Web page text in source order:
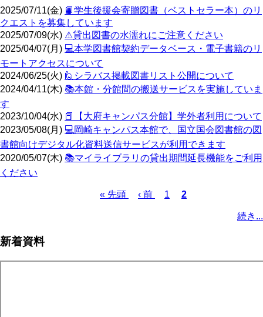
2025/07/11(金) 📙学生後援会寄贈図書（ベストセラー本）のリ
クエストを募集しています
2025/07/09(水) ⚠貸出図書の水濡れにご注意ください
2025/04/07(月) 💻️本学図書館契約データベース・電子書籍のリ
モートアクセスについて
2024/06/25(火) 🙋シラバス掲載図書リスト公開について
2024/04/11(木) 📚️本館・分館間の搬送サービスを実施していま
す
2023/10/04(水) 📕【大府キャンパス分館】学外者利用について
2023/05/08(月) 💻️岡崎キャンパス本館で、国立国会図書館の図
書館向けデジタル化資料送信サービスが利用できます
2020/05/07(木) 📚️マイライブラリの貸出期間延長機能をご利用
ください
送
先
« 先頭
前
‹ 前
ペ
1
カ
2
続き...
新着資料